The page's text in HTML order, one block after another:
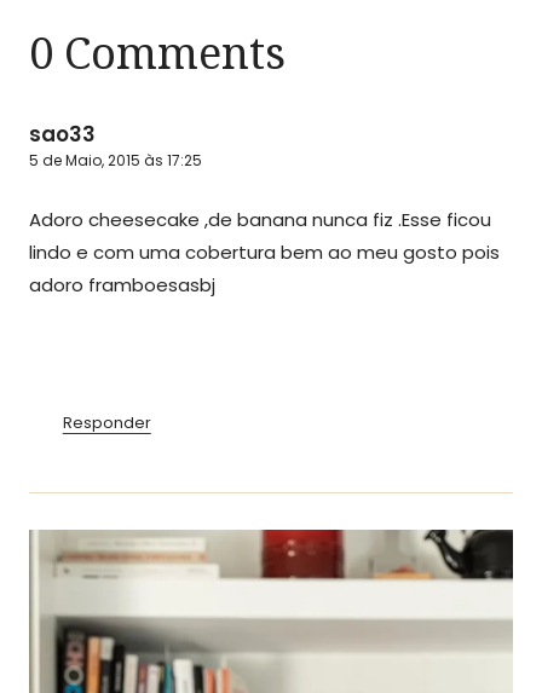
0 Comments
sao33
5 de Maio, 2015 às 17:25
Adoro cheesecake ,de banana nunca fiz .Esse ficou
lindo e com uma cobertura bem ao meu gosto pois
adoro framboesasbj
Responder